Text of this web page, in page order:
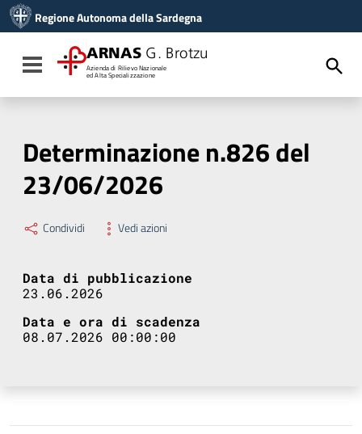
Vai al menu di navigazione
Vai al footer
Regione Autonoma della Sardegna
Toggle navigation
ARNAS G. Brotzu
Azienda di Rilievo Nazionale
ed Alta Specializzazione
Determinazione n.826 del
23/06/2026
Condividi Vedi azioni
Data di pubblicazione
23.06.2026
Data e ora di scadenza
08.07.2026 00:00:00